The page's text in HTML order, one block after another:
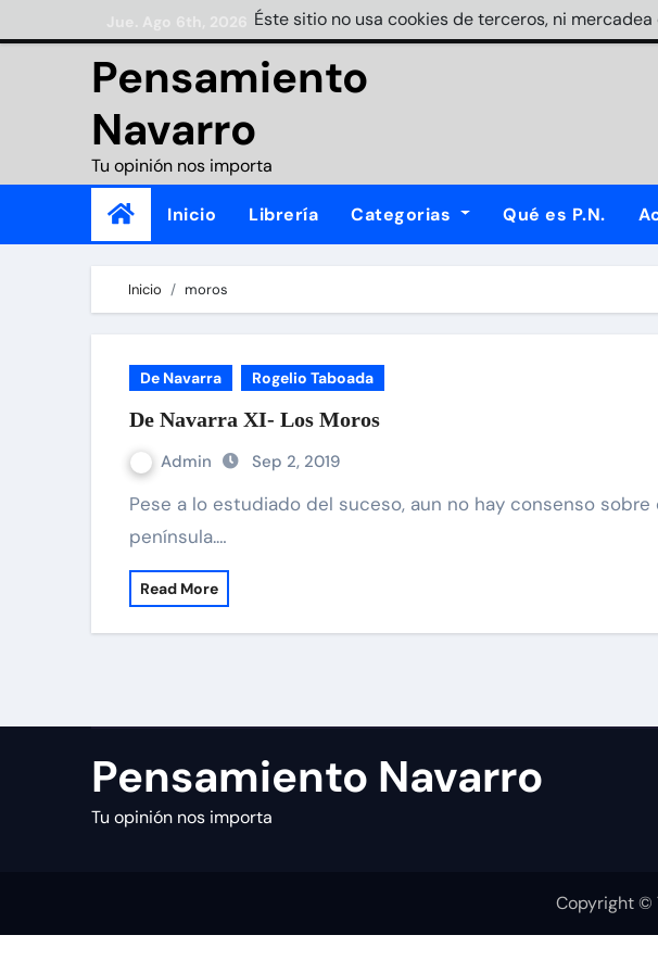
to
Pensamiento
Navarro
Tu opinión nos importa
Inicio Librería Categorias Qué es P.N.
Inicio moros
De Navarra Rogelio Taboada
De Navarra XI- Los Moros
Admin Sep 2, 2019
Pese a lo estudiado del suceso, aun no hay consenso sobre cómo fue su llegada a la
península.…
Read More
Pensamiento Navarro
Tu opinión nos importa
Copyright ©
Éste sitio no usa cookies de terceros, ni